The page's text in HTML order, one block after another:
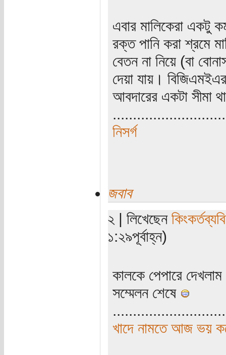
এবার মালিকেরা একটু
রক্ত পানি করা শ্রমে
বেতন না নিয়ে (বা
দেয়া যায়।
আবদারের একটা সীমা
নিসর্গ
জবাব
২ | লিখেছেন
১:২৯পূর্বাহ্ন)
কালকে পেপারে
সম্মেলন শেষে
খাদে নামতে আজ ভয়